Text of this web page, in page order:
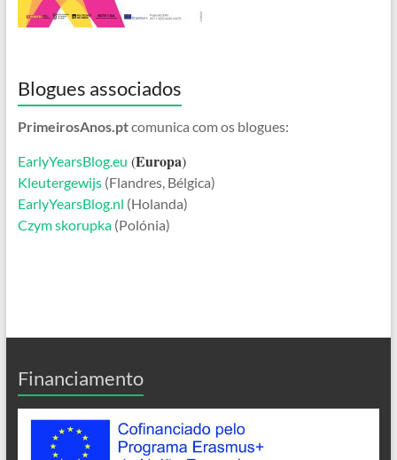
Blogues associados
PrimeirosAnos.ptcomunica com os blogues:
EarlyYearsBlog.eu (Europa)
Kleutergewijs(Flandres, Bélgica)
EarlyYearsBlog.nl (Holanda)
Czym skorupka(Polónia)
Financiamento